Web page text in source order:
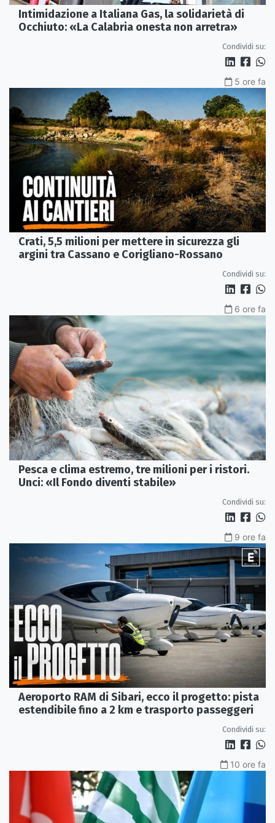
Intimidazione a Italiana Gas, la solidarietà di
Occhiuto: «La Calabria onesta non arretra»
Condividi su:
5 ore fa
Crati, 5,5 milioni per mettere in sicurezza gli
argini tra Cassano e Corigliano-Rossano
Condividi su:
6 ore fa
Pesca e clima estremo, tre milioni per i ristori.
Unci: «Il Fondo diventi stabile»
Condividi su:
9 ore fa
Aeroporto RAM di Sibari, ecco il progetto: pista
estendibile fino a 2 km e trasporto passeggeri
Condividi su:
10 ore fa